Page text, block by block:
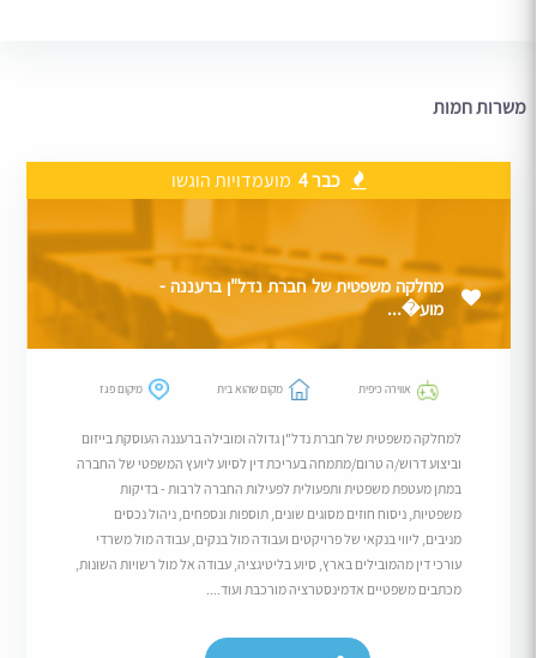
משרות חמות
כבר 4 מועמדויות הוגשו
מחלקה משפטית של חברת נדל"ן ברעננה -
מוע�...
אווירה כיפית מקום שהוא בית מיקום פגז
למחלקה משפטית של חברת נדל"ן גדולה ומובילה ברעננה העוסקת בייזום
וביצוע דרוש/ה טרום/מתמחה בעריכת דין לסיוע ליועץ המשפטי של החברה
במתן מעטפת משפטית ותפעולית לפעילות החברה לרבות - בדיקות
משפטיות, ניסוח חוזים מסוגים שונים, תוספות ונספחים, ניהול נכסים
מניבים, ליווי בנקאי של פרויקטים ועבודה מול בנקים, עבודה מול משרדי
עורכי דין מהמובילים בארץ, סיוע בליטיגציה, עבודה אל מול רשויות השונות,
מכתבים משפטיים אדמינסטרציה מורכבת ועוד....